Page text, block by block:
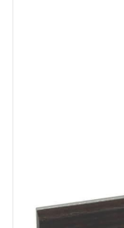
Для дачи и дома
Охранные системы